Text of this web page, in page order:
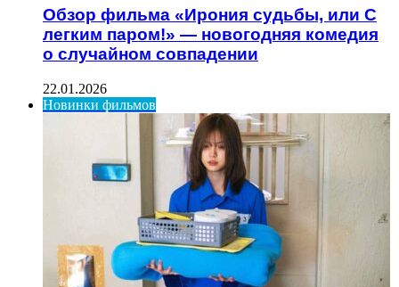
Обзор фильма «Ирония судьбы, или С
легким паром!» — новогодняя комедия
о случайном совпадении
22.01.2026
Новинки фильмов